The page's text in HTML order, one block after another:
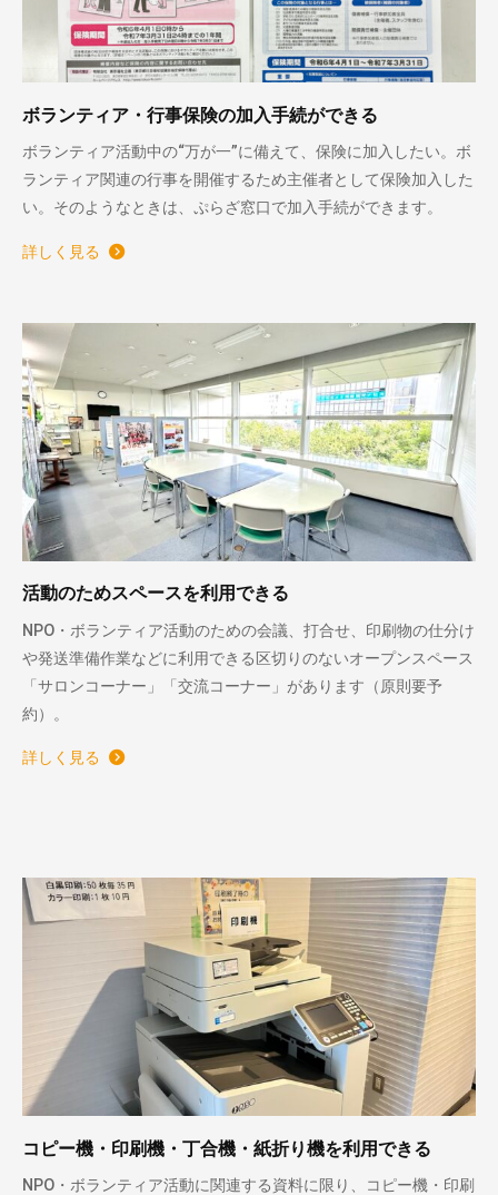
ボランティア・行事保険の加入手続ができる
ボランティア活動中の“万が一”に備えて、保険に加入したい。ボ
ランティア関連の行事を開催するため主催者として保険加入した
い。そのようなときは、ぷらざ窓口で加入手続ができます。
詳しく見る
活動のためスペースを利用できる
NPO・ボランティア活動のための会議、打合せ、印刷物の仕分け
や発送準備作業などに利用できる区切りのないオープンスペース
「サロンコーナー」「交流コーナー」があります（原則要予
約）。
詳しく見る
コピー機・印刷機・丁合機・紙折り機を利用できる
NPO・ボランティア活動に関連する資料に限り、コピー機・印刷